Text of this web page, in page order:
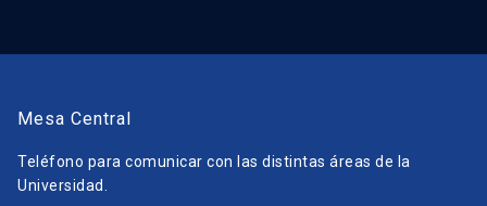
Mesa Central
Teléfono para comunicar con las distintas áreas de la
Universidad.